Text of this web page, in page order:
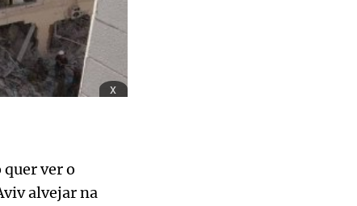
x
quer ver o
alvejar na